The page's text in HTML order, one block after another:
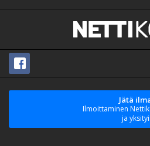
Jätä
Ilmoittaminen
ja